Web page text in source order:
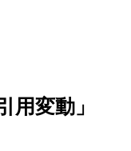
用変動」